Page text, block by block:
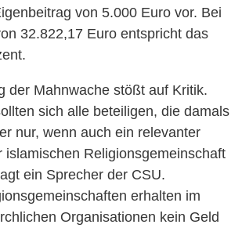
von 5.000 Euro vor. Bei
32.822,17 Euro entspricht das
der Mahnwache stößt auf Kritik.
sich alle beteiligen, die damals
nur, wenn auch ein relevanter
islamischen Religionsgemeinschaft
ein Sprecher der CSU.
erhalten im
Organisationen kein Geld